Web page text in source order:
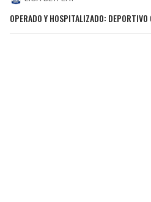
OPERADO Y HOSPITALIZADO: